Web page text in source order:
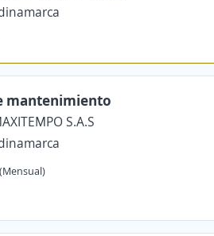
mantenimiento
S.A.S